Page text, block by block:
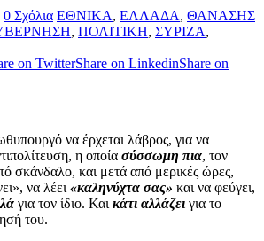
0 Σχόλια ΕΘΝΙΚΑ, ΕΛΛΑΔΑ, ΘΑΝΑΣΗΣ
, ΠΟΛΙΤΙΚΗ, ΣΥΡΙΖΑ,
on TwitterShare on LinkedinShare on
να έρχεται λάβρος, για να
η οποία σύσσωμη πια, τον
σκάνδαλο, και μετά από μερικές ώρες,
να λέει «καληνύχτα σας» και να φεύγει,
για τον ίδιο. Και κάτι αλλάζει για το
του.